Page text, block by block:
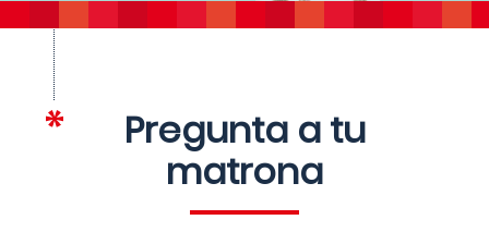
Pregunta a tu
matrona